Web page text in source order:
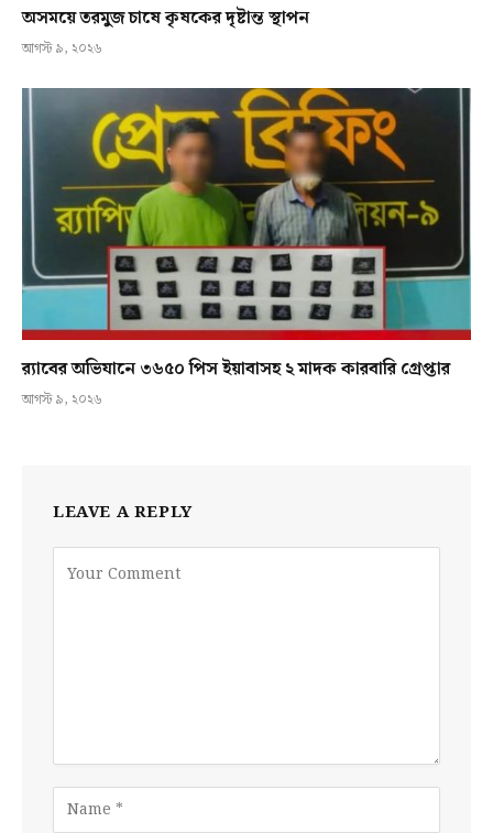
অসময়ে তরমুজ চাষে কৃষকের দৃষ্টান্ত স্থাপন
আগস্ট ৯, ২০২৬
র‍্যাবের অভিযানে ৩৬৫০ পিস ইয়াবাসহ ২ মাদক কারবারি গ্রেপ্তার
আগস্ট ৯, ২০২৬
LEAVE A REPLY